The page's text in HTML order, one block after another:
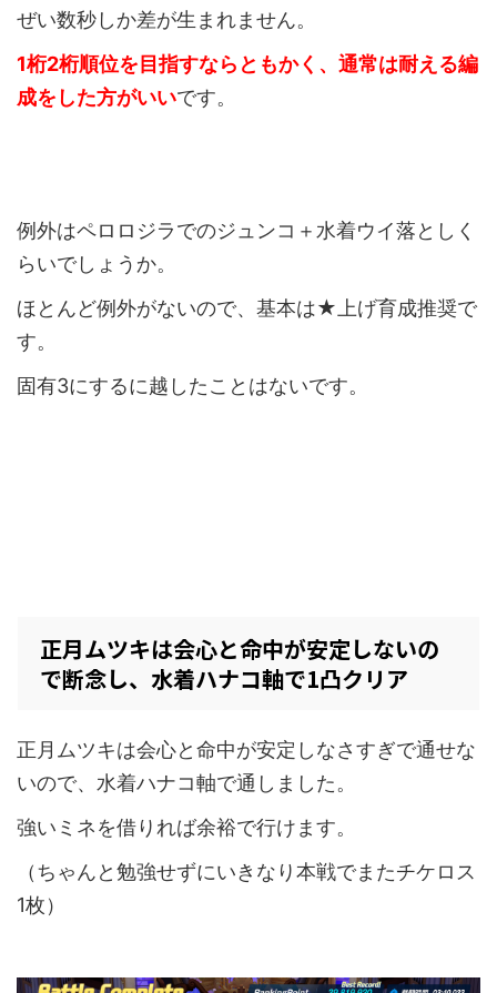
ぜい数秒しか差が生まれません。
1桁2桁順位を目指すならともかく、通常は耐える編
成をした方がいいです。
例外はペロロジラでのジュンコ＋水着ウイ落としく
らいでしょうか。
ほとんど例外がないので、基本は★上げ育成推奨で
す。
固有3にするに越したことはないです。
正月ムツキは会心と命中が安定しないの
で断念し、水着ハナコ軸で1凸クリア
正月ムツキは会心と命中が安定しなさすぎで通せな
いので、水着ハナコ軸で通しました。
強いミネを借りれば余裕で行けます。
（ちゃんと勉強せずにいきなり本戦でまたチケロス
1枚）